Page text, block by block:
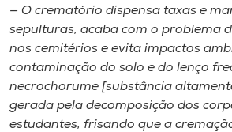
— O crematório dispensa taxas e
sepulturas, acaba com o problema
nos cemitérios e evita impactos
contaminação do solo e do lenço
necrochorume [substância
gerada pela decomposição dos
estudantes, frisando que a